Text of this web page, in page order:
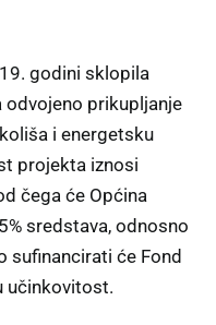
godini sklopila
odvojeno prikupljanje
i energetsku
projekta iznosi
čega će Općina
sredstava, odnosno
sufinancirati će Fond
učinkovitost.